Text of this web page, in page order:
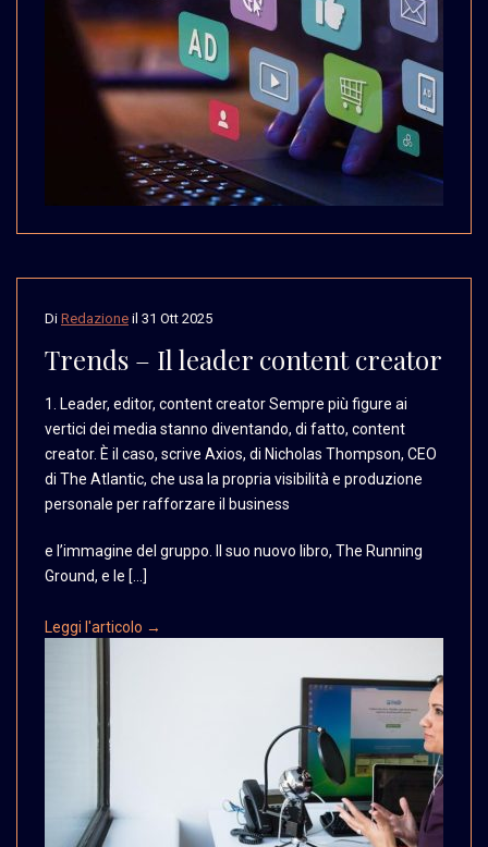
Di Redazione il 31 Ott 2025
Trends – Il leader content creator
1. Leader, editor, contentcreator Sempre più figure ai
vertici dei media stanno diventando, di fatto, content
creator. È il caso, scrive Axios, di Nicholas Thompson, CEO
di The Atlantic, che usa la propria visibilità e produzione
personale per rafforzare il business
e l’immagine del gruppo. Il suo nuovo libro, The Running
Ground, e le […]
Leggi l'articolo →